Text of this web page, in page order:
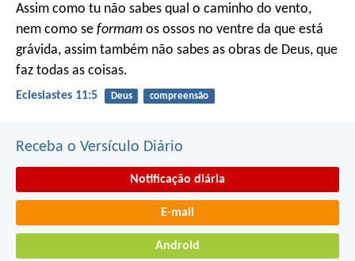
Assim como tu não sabes qual o caminho do vento,
nem como se formam os ossos no ventre da que está
grávida, assim também não sabes as obras de Deus, que
faz todas as coisas.
Eclesiastes 11:5 Deus compreensão
Receba o Versículo Diário
Notificação diária
E-mail
Android